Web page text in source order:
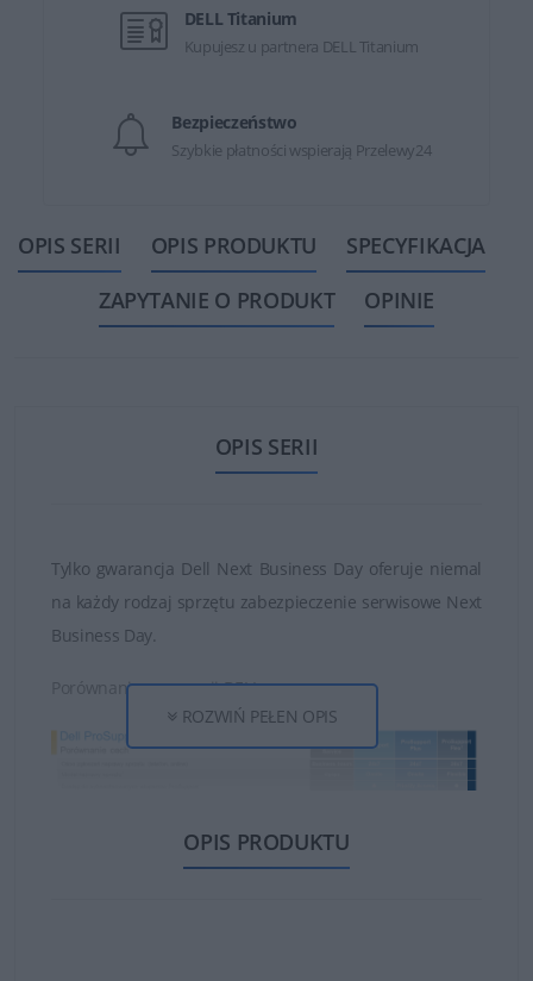
DELL Titanium
Kupujesz u partnera DELL Titanium
Bezpieczeństwo
Szybkie płatności wspierają Przelewy24
OPIS SERII OPIS PRODUKTU
SPECYFIKACJA
ZAPYTANIE O PRODUKT
OPINIE
OPIS SERII
Tylko gwarancja Dell Next Business Day oferuje niemal
na każdy rodzaj sprzętu zabezpieczenie serwisowe Next
Business Day.
Porównanie gwarancji DELL:
ROZWIŃ PEŁEN OPIS
OPIS PRODUKTU